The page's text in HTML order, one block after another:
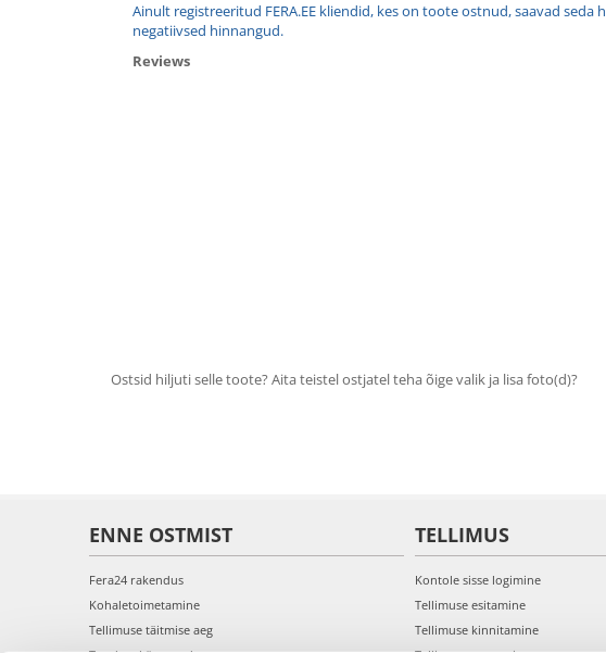
Ainult registreeritud FERA.EE kliendid, kes on toote ostnud, saavad
negatiivsed hinnangud.
Reviews
Ostsid hiljuti selle toote? Aita teistel ostjatel teha õige valik ja lisa foto(d)?
ENNE OSTMIST
Fera24 rakendus
Kohaletoimetamine
Tellimuse täitmise aeg
TELLIMUS
Kontole sisse logimine
Tellimuse esitamine
Tellimuse kinnitamine